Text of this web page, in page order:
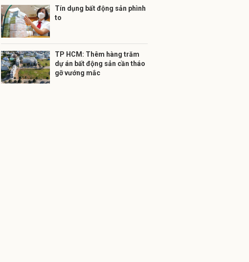
Tín dụng bất động sản phình
to
TP HCM: Thêm hàng trăm
dự án bất động sản cần tháo
gỡ vướng mắc
Gửi